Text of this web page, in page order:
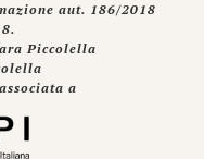
aut. 186/2018
Piccolella
a